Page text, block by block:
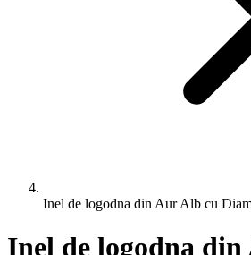
Inel de logodna din Aur Alb cu
Inel de logodna